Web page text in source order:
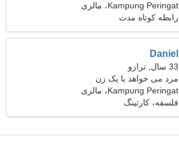
است 21-28
Kampung Peringat، مالزی
رابطه کوتاه مدت
Daniel
33 سال, ترازو
مرد می خواهد با یک زن
ملاقات کند 25-30
Kampung Peringat، مالزی
فلسفه، کارتینگ